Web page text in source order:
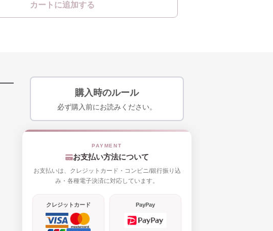
カートに追加する
購入時のルール
必ず購入前にお読みください。
お支払い方法について
お支払いは、クレジットカード・コンビニ/銀行振り込
み・各種電子決済に対応しています。
クレジットカード PayPay